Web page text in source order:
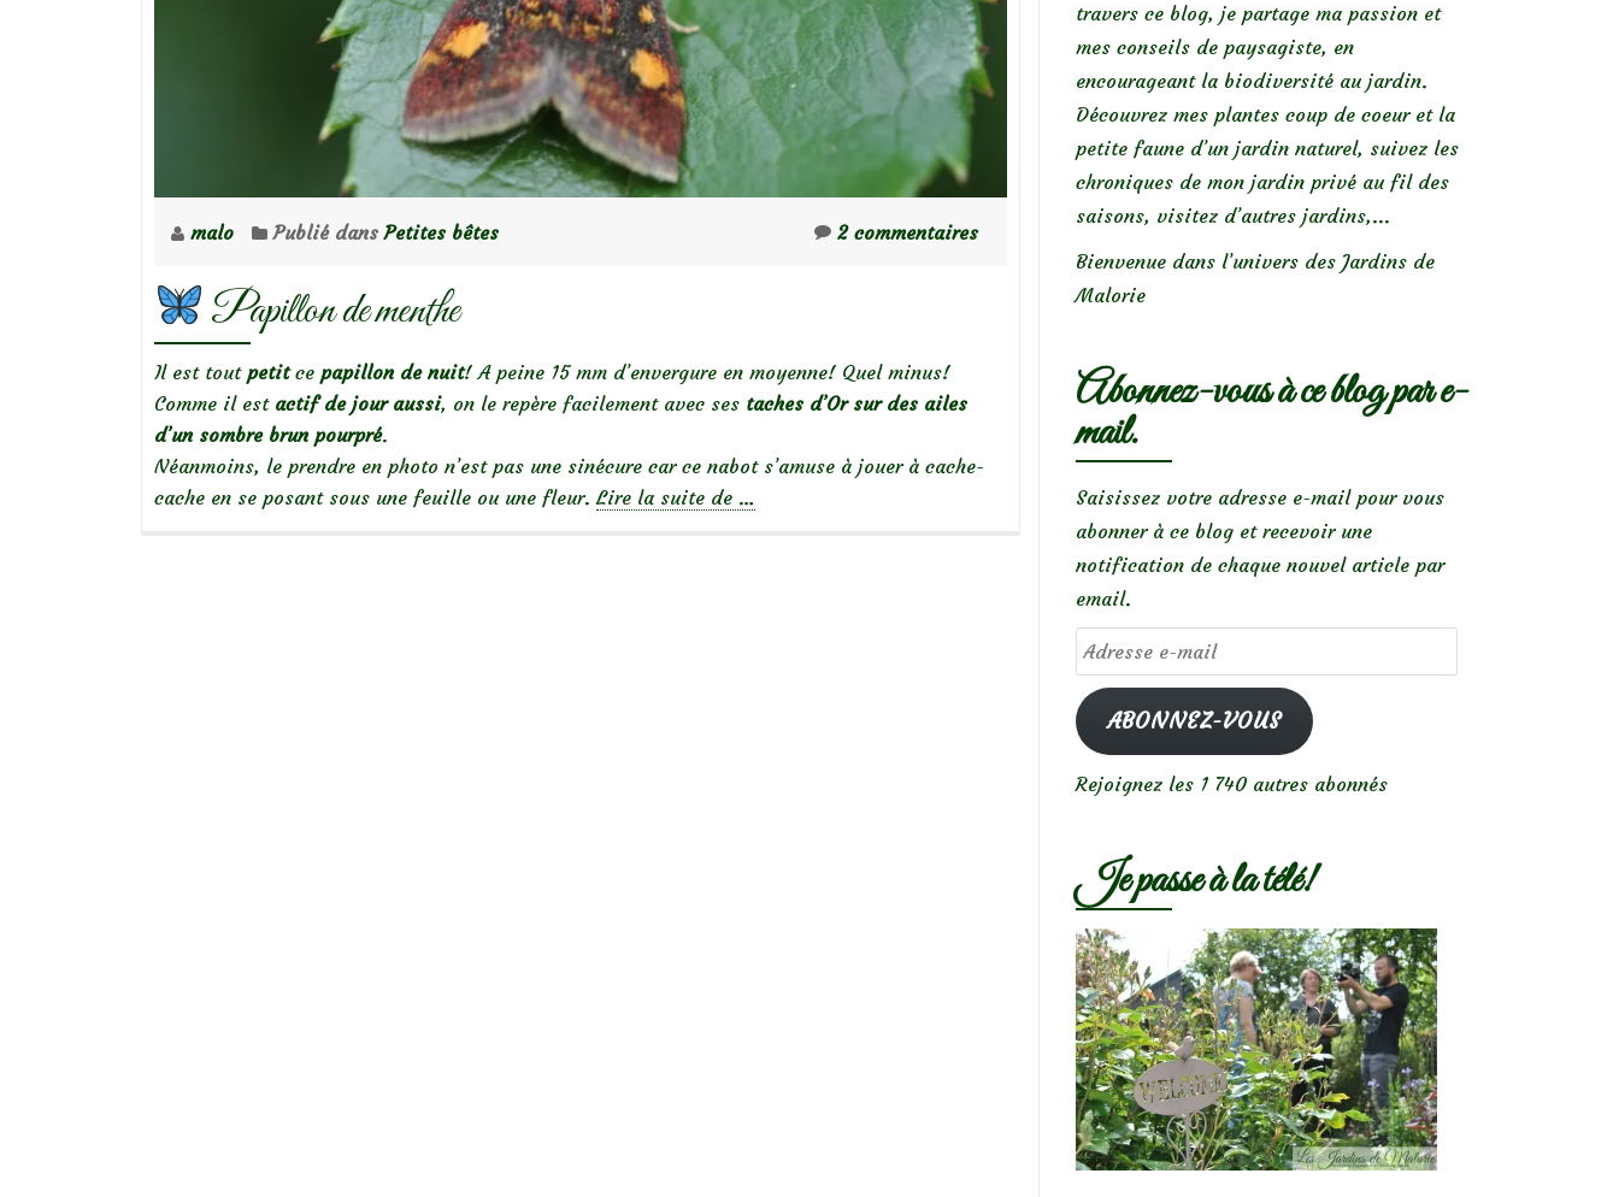
malo Publié dansPetites bêtes 2 commentaires
Papillon de menthe
Il est tout petitce papillon de nuit! A peine 15 mm d’envergure en moyenne! Quel minus!
Comme il estactif de jour aussi, on le repère facilement avec ses taches d’Or sur des ailes
d’un sombre brun pourpré.
Néanmoins, le prendre en photo n’est pas une sinécure car ce nabot s’amuse à jouer à cache-
cache en se posant sous une feuille ou une fleur. Lire la suite de à
…
travers ce blog, je partage ma passion et
mes conseils de paysagiste, en
encourageant la biodiversité au jardin.
Découvrez mes plantes coup de coeur et la
petite faune d’un jardin naturel, suivez les
chroniques de mon jardin privé au fil des
saisons, visitez d’autres jardins,...
Bienvenue dans l’univers des Jardins de
Malorie
Abonnez-vous à ce blog par e-
mail.
Saisissez votre adresse e-mail pour vous
abonner à ce blog et recevoir une
notification de chaque nouvel article par
email.
Adresse
e-
mailABONNEZ-VOUS
Rejoignez les 1 740 autres abonnés
Je passe à la télé!